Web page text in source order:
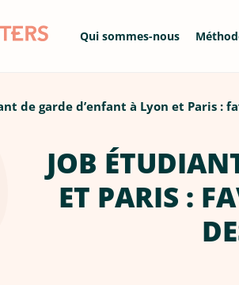
Qui sommes-nous
de garde d’enfant à Lyon et Paris :
JOB
ET PARIS :